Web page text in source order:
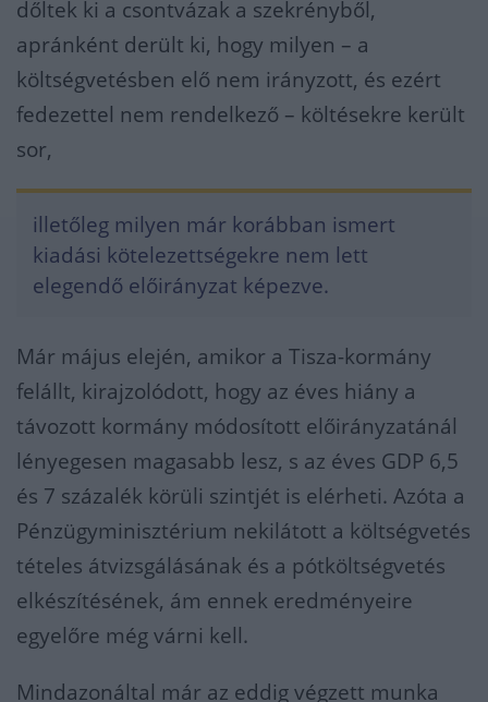
dőltek ki a csontvázak a szekrényből,
apránként derült ki, hogy milyen – a
költségvetésben elő nem irányzott, és ezért
fedezettel nem rendelkező – költésekre került
sor,
illetőleg milyen már korábban ismert
kiadási kötelezettségekre nem lett
elegendő előirányzat képezve.
Már május elején, amikor a Tisza-kormány
felállt, kirajzolódott, hogy az éves hiány a
távozott kormány módosított előirányzatánál
lényegesen magasabb lesz, s az éves GDP 6,5
és 7 százalék körüli szintjét is elérheti. Azóta a
Pénzügyminisztérium nekilátott a költségvetés
tételes átvizsgálásának és a pótköltségvetés
elkészítésének, ám ennek eredményeire
egyelőre még várni kell.
Mindazonáltal már az eddig végzett munka